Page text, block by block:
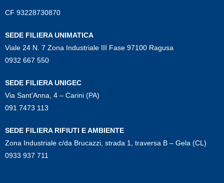
CF 93228730870
SEDE FILIERA UNIMATICA
Viale 24 N. 7 Zona Industriale III Fase 97100 Ragusa
0932 667 550
SEDE FILIERA UNIGEC
Via Sant’Anna, 4 – Carini (PA)
091 7473 113
SEDE FILIERA RIFIUTI E AMBIENTE
Zona Industriale c/da Brucazzi, strada 1, traversa B – Gela (CL)
0933 937 711